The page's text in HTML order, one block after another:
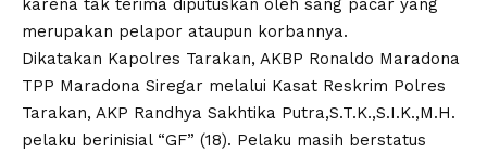
karena tak terima diputuskan oleh sang pacar yang
merupakan pelapor ataupun korbannya.
Dikatakan Kapolres Tarakan, AKBP Ronaldo Maradona
TPP Maradona Siregar melalui Kasat Reskrim Polres
Tarakan, AKP Randhya Sakhtika Putra,S.T.K.,S.I.K.,M.H.
pelaku berinisial “GF” (18). Pelaku masih berstatus